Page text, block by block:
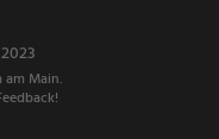
Main.